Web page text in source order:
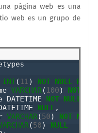
página web es una
web es un grupo de
INT( 11) NOT NULL
VARCHAR( 100) NOT
DATETIME
NOT NULL
NULL,
VARCHAR(50) NOT NULL
(50) NULL